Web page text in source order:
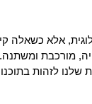
אלא
מורכבת
לזהות בתוכנו